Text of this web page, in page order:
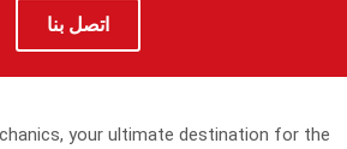
اتصل بنا
your ultimate destination for the